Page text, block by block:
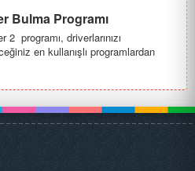
Bulma Programı
programı, driverlarınızı
en kullanışlı programlardan